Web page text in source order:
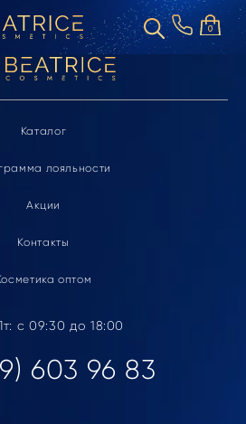
0
Каталог
лояльности
Акции
Контакты
оптом
с 09:30 до 18:00
603 96 83